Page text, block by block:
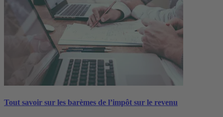
Tout savoir sur les barèmes de l’impôt sur le revenu